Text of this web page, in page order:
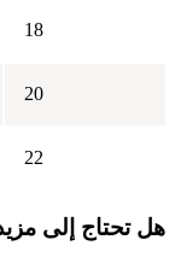
18
20
22
هل تحتاج إلى